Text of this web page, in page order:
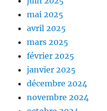
mai 2025
avril 2025
mars 2025
février 2025
janvier 2025
décembre 2024
novembre 2024